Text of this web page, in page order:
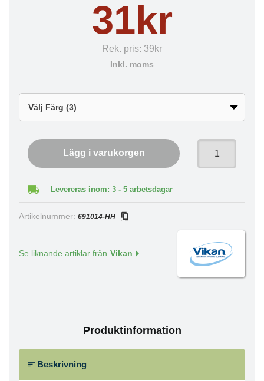
31kr
Rek. pris: 39kr
Inkl. moms
Lägg i varukorgen
Levereras inom: 3 - 5 arbetsdagar
Artikelnummer: 691014-HH
Se liknande artiklar från Vikan
Produktinformation
Beskrivning